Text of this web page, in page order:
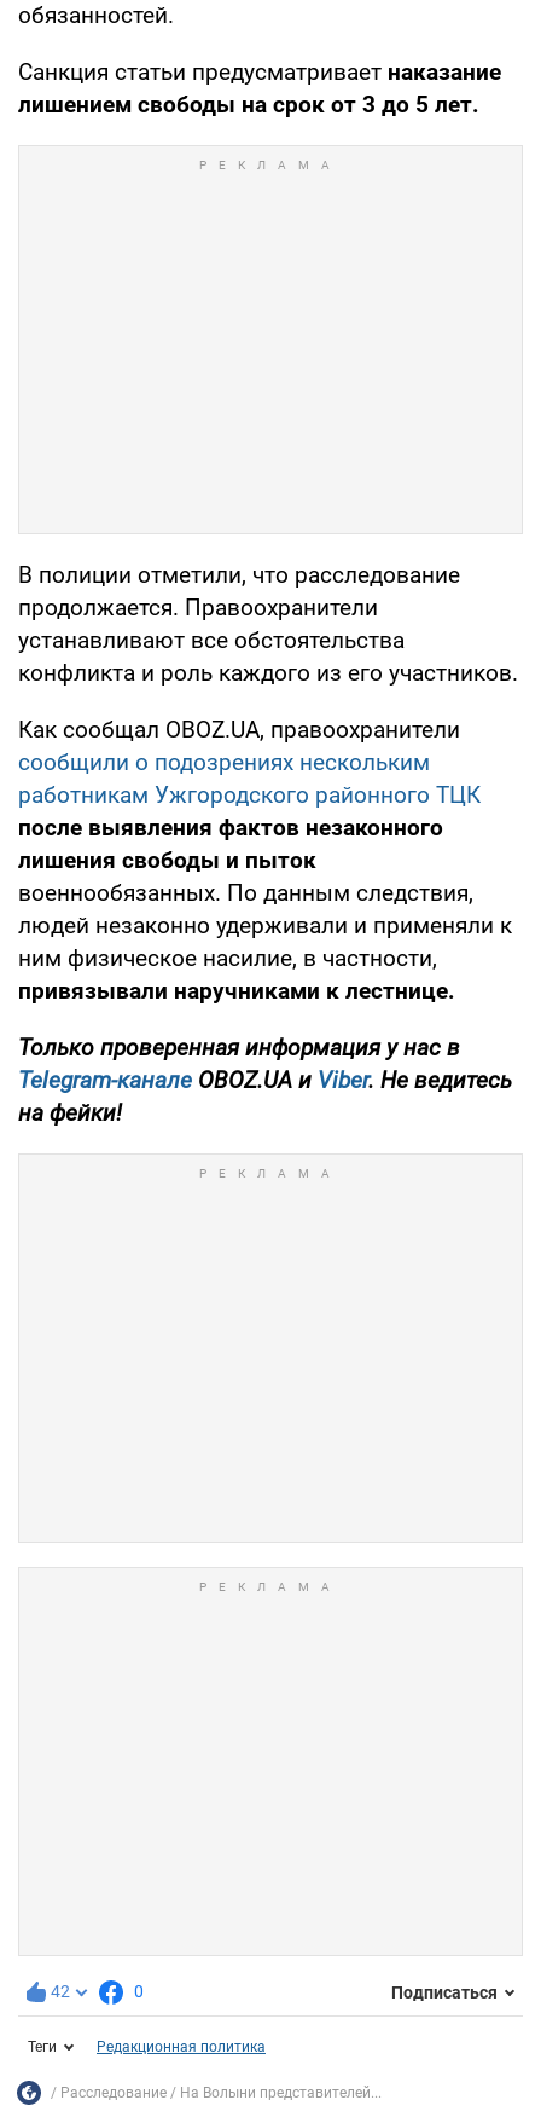
обязанностей.
Санкция статьи предусматривает наказание
лишением свободы на срок от 3 до 5 лет.
В полиции отметили, что расследование
продолжается. Правоохранители
устанавливают все обстоятельства
конфликта и роль каждого из его участников.
Как сообщал OBOZ.UA, правоохранители
сообщили о подозрениях нескольким
работникам Ужгородского районного ТЦК
после выявления фактов незаконного
лишения свободы и пыток
военнообязанных. По данным следствия,
людей незаконно удерживали и применяли к
ним физическое насилие, в частности,
привязывали наручниками к лестнице.
Только проверенная информация у нас в
Telegram-канале OBOZ.UA и Viber. Не ведитесь
на фейки!
42 0 Подписаться
Теги Редакционная политика
Расследование На Волыни представителей...